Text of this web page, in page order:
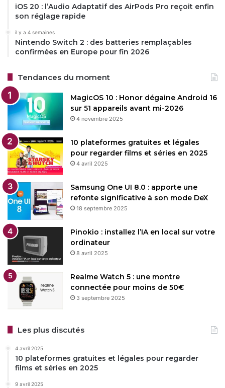
iOS 20 : l’Audio Adaptatif des AirPods Pro reçoit enfin
son réglage rapide
il y a 4 semaines
Nintendo Switch 2 : des batteries remplaçables
confirmées en Europe pour fin 2026
Tendances du moment
MagicOS 10 : Honor dégaine Android 16
sur 51 appareils avant mi-2026
4 novembre 2025
10 plateformes gratuites et légales
pour regarder films et séries en 2025
4 avril 2025
Samsung One UI 8.0 : apporte une
refonte significative à son mode DeX
18 septembre 2025
Pinokio : installez l’IA en local sur votre
ordinateur
8 avril 2025
Realme Watch 5 : une montre
connectée pour moins de 50€
3 septembre 2025
Les plus discutés
4 avril 2025
10 plateformes gratuites et légales pour regarder
films et séries en 2025
9 avril 2025